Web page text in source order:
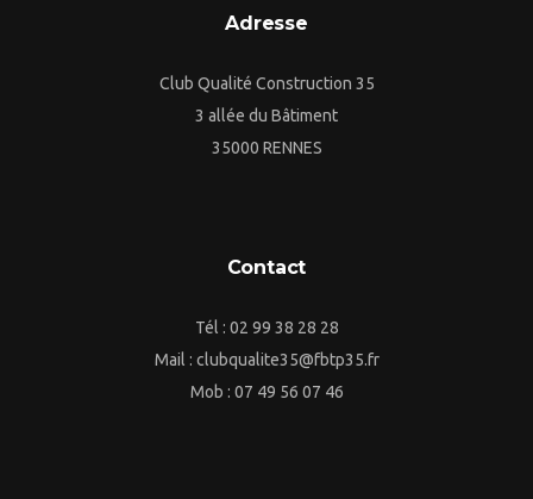
Adresse
Club Qualité Construction 35
3 allée du Bâtiment
35000 RENNES
Contact
Tél : 02 99 38 28 28
Mail : clubqualite35@fbtp35.fr
Mob : 07 49 56 07 46